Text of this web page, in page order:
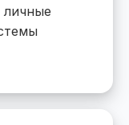
личные